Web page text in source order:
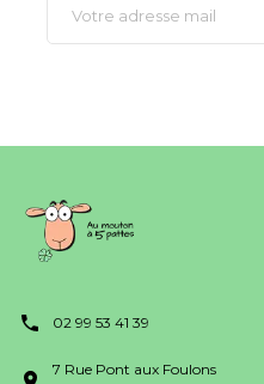
02 99 53 41 39
7 Rue Pont aux Foulons